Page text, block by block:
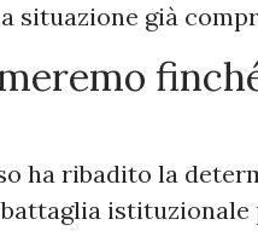
situazione già
ha ribadito la